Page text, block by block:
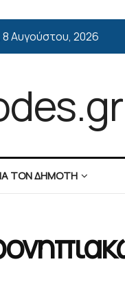
Αυγούστου, 2026
ΤΟΝ ΔΗΜΟΤΗ